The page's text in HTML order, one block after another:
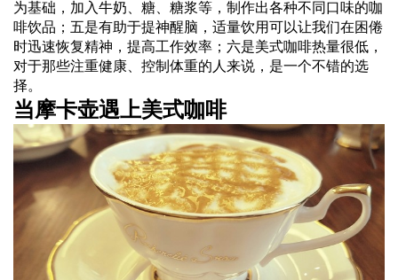
为基础，加入牛奶、糖、糖浆等，制作出各种不同口味的咖
啡饮品；五是有助于提神醒脑，适量饮用可以让我们在困倦
时迅速恢复精神，提高工作效率；六是美式咖啡热量很低，
对于那些注重健康、控制体重的人来说，是一个不错的选
择。
当摩卡壶遇上美式咖啡